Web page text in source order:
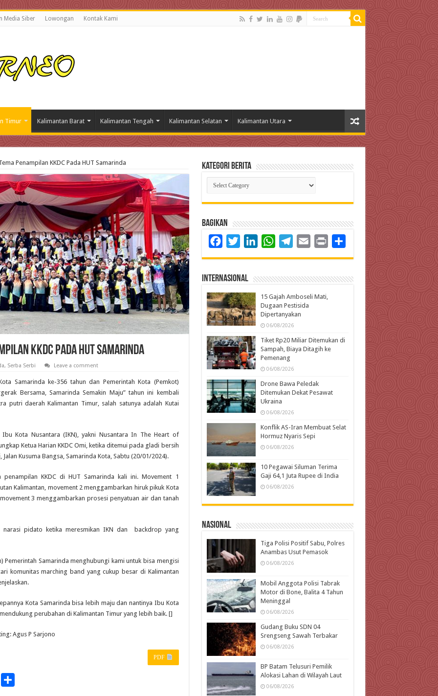
Media Siber Lowongan Kontak Kami
Timur Kalimantan Barat Kalimantan Tengah Kalimantan Selatan Kalimantan Utara
Penampilan KKDC Pada HUT Samarinda
KKDC Pada HUT Samarinda
, Serba Serbi Leave a comment
Samarinda ke-356 tahun dan Pemerintah Kota (Pemkot)
Bersama, Samarinda Semakin Maju” tahun ini kembali
putri daerah Kalimantan Timur, salah satunya adalah Kutai
Kota Nusantara (IKN), yakni Nusantara In The Heart of
Ketua Harian KKDC Omi, ketika ditemui pada gladi bersih
Kusuma Bangsa, Samarinda Kota, Sabtu (20/01/2024).
KKDC di HUT Samarinda kali ini. Movement 1
Kalimantan, movement 2 menggambarkan hiruk pikuk Kota
3 menggambarkan prosesi penyatuan air dan tanah
narasi pidato ketika meresmikan IKN dan backdrop yang
Pemerintah Samarinda menghubungi kami untuk bisa mengisi
komunitas marching band yang cukup besar di Kalimantan
Kota Samarinda bisa lebih maju dan nantinya Ibu Kota
perubahan di Kalimantan Timur yang lebih baik. []
Agus P Sarjono
PDF
Kategori Berita
Kategori
Berita
Bagikan
FacebookTwitterLinkedInWhatsAppTelegram
Email Print
Internasional
15 Gajah Amboseli Mati,
Dugaan Pestisida
Dipertanyakan
06/08/2026
Tiket Rp20 Miliar Ditemukan di
Sampah, Biaya Ditagih ke
Pemenang
06/08/2026
Drone Bawa Peledak
Ditemukan Dekat Pesawat
Ukraina
06/08/2026
Konflik AS-Iran Membuat Selat
Hormuz Nyaris Sepi
06/08/2026
10 Pegawai Siluman Terima
Gaji 64,1 Juta Rupee di India
06/08/2026
Nasional
Tiga Polisi Positif Sabu, Polres
Anambas Usut Pemasok
06/08/2026
Mobil Anggota Polisi Tabrak
Motor di Bone, Balita 4 Tahun
Meninggal
06/08/2026
Gudang Buku SDN 04
Srengseng Sawah Terbakar
06/08/2026
BP Batam Telusuri Pemilik
Alokasi Lahan di Wilayah Laut
06/08/2026